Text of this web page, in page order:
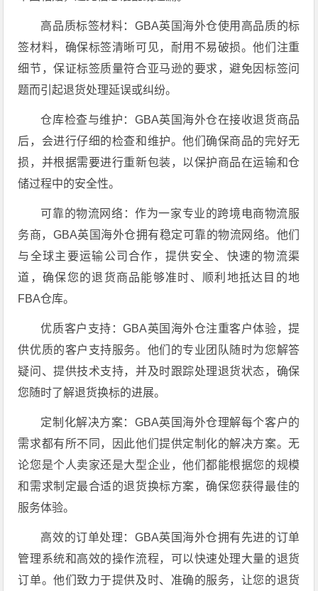
高品质标签材料：GBA英国海外仓使用高品质的标
签材料，确保标签清晰可见，耐用不易破损。他们注重
细节，保证标签质量符合亚马逊的要求，避免因标签问
题而引起退货处理延误或纠纷。
仓库检查与维护：GBA英国海外仓在接收退货商品
后，会进行仔细的检查和维护。他们确保商品的完好无
损，并根据需要进行重新包装，以保护商品在运输和仓
储过程中的安全性。
可靠的物流网络：作为一家专业的跨境电商物流服
务商，GBA英国海外仓拥有稳定可靠的物流网络。他们
与全球主要运输公司合作，提供安全、快速的物流渠
道，确保您的退货商品能够准时、顺利地抵达目的地
FBA仓库。
优质客户支持：GBA英国海外仓注重客户体验，提
供优质的客户支持服务。他们的专业团队随时为您解答
疑问、提供技术支持，并及时跟踪处理退货状态，确保
您随时了解退货换标的进展。
定制化解决方案：GBA英国海外仓理解每个客户的
需求都有所不同，因此他们提供定制化的解决方案。无
论您是个人卖家还是大型企业，他们都能根据您的规模
和需求制定最合适的退货换标方案，确保您获得最佳的
服务体验。
高效的订单处理：GBA英国海外仓拥有先进的订单
管理系统和高效的操作流程，可以快速处理大量的退货
订单。他们致力于提供及时、准确的服务，让您的退货